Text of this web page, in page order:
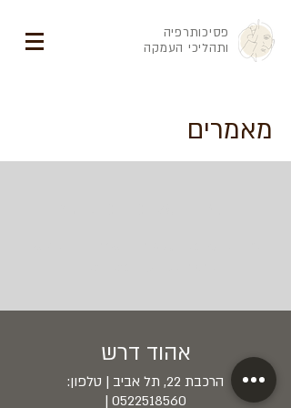
פסיכותרפיה
ותהליכי העמקה
מאמרים
אהוד דרש
הרכבת 22, תל אביב | טלפון:
0522518560
|